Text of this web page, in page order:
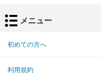
メニュー
初めての方へ
利用規約